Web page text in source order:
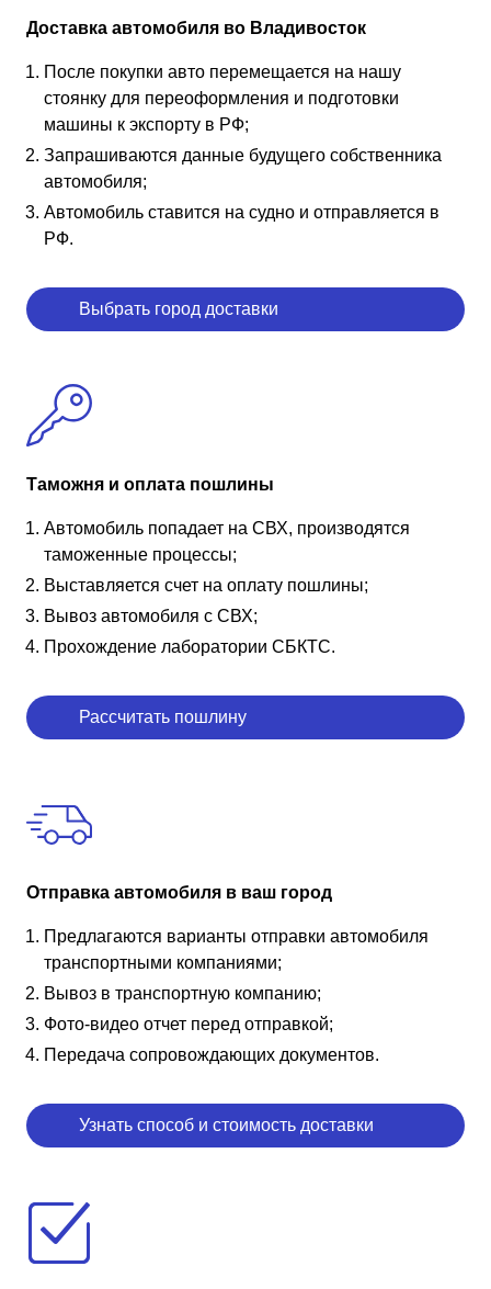
Доставка автомобиля во Владивосток
После покупки авто перемещается на нашу
стоянку для переоформления и подготовки
машины к экспорту в РФ;
Запрашиваются данные будущего собственника
автомобиля;
Автомобиль ставится на судно и отправляется в
РФ.
Выбрать город доставки
Таможня и оплата пошлины
Автомобиль попадает на СВХ, производятся
таможенные процессы;
Выставляется счет на оплату пошлины;
Вывоз автомобиля с СВХ;
Прохождение лаборатории СБКТС.
Рассчитать пошлину
Отправка автомобиля в ваш город
Предлагаются варианты отправки автомобиля
транспортными компаниями;
Вывоз в транспортную компанию;
Фото-видео отчет перед отправкой;
Передача сопровождающих документов.
Узнать способ и стоимость доставки